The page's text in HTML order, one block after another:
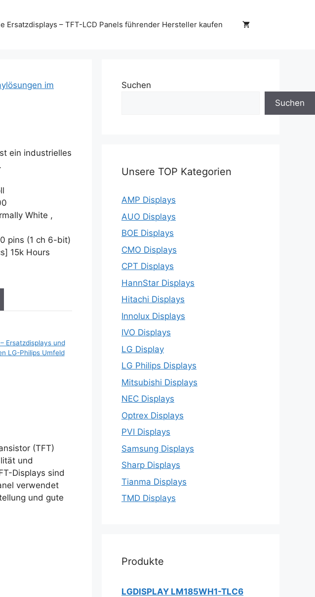
Ersatzdisplays – TFT-LCD Panels führender Hersteller kaufen
im
ein industrielles
White ,
pins (1 ch 6-bit)
15k Hours
Ersatzdisplays und
LG-Philips Umfeld
(TFT)
und
Displays sind
verwendet
und gute
Suchen
Suchen
Unsere TOP Kategorien
AMP Displays
AUO Displays
BOE Displays
CMO Displays
CPT Displays
HannStar Displays
Hitachi Displays
Innolux Displays
IVO Displays
LG Display
LG Philips Displays
Mitsubishi Displays
NEC Displays
Optrex Displays
PVI Displays
Samsung Displays
Sharp Displays
Tianma Displays
TMD Displays
Produkte
LGDISPLAY LM185WH1-TLC6